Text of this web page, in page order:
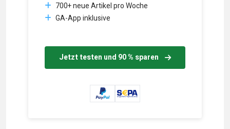
700+ neue Artikel pro Woche
GA-App inklusive
Jetzt testen und 90 % sparen